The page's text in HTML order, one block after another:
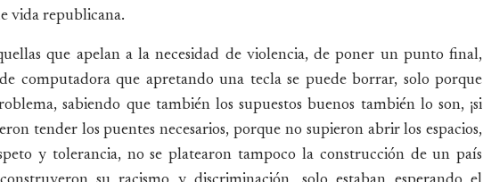
vida republicana.
que apelan a la necesidad de violencia, de poner un punto final,
computadora que apretando una tecla se puede borrar, solo porque
sabiendo que también los supuestos buenos también lo son, ¡si
tender los puentes necesarios, porque no supieron abrir los espacios,
y tolerancia, no se platearon tampoco la construcción de un país